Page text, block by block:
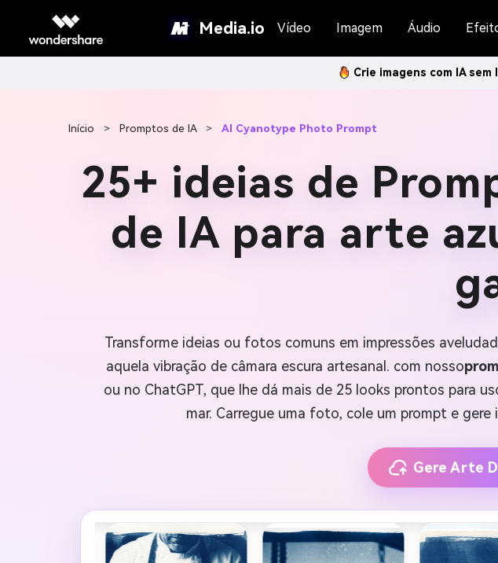
Media.io Vídeo Imagem Áudio
Crie imagens com IA
Início > Promptos de IA > AI Cyanotype Photo Prompt
25+ ideias de
de IA para arte
Transforme ideias ou fotos comuns em impressões
aquela vibração de câmara escura artesanal. com nosso
ou no ChatGPT, que lhe dá mais de 25 looks prontos para
mar. Carregue uma foto, cole um prompt e
Gere Arte